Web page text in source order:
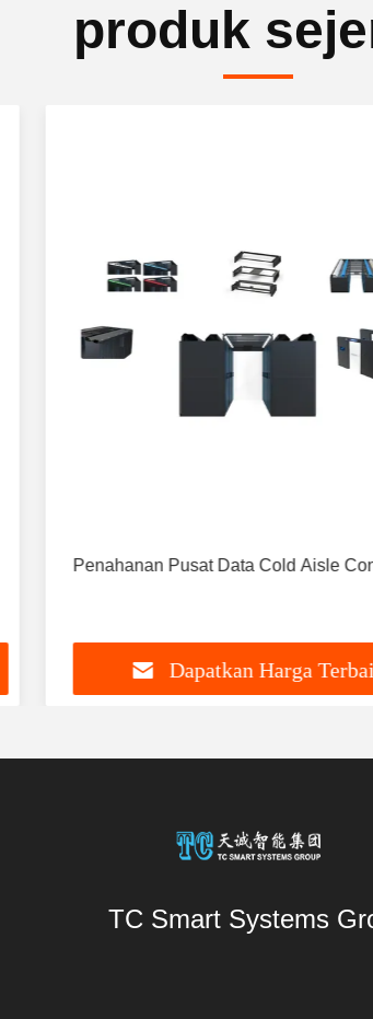
produk
Penahanan Pusat Data Cold Aisle
Dapatkan Harga
TC Smart Systems